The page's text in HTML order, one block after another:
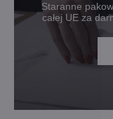
Staranne
całej UE za